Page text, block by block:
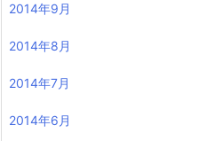
2014年9月
2014年8月
2014年7月
2014年6月